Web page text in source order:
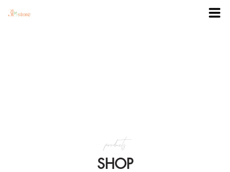
SHOP
products